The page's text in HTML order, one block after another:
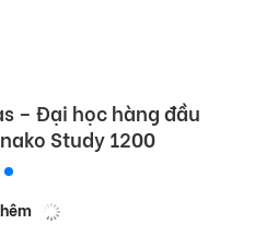
– Đại học hàng đầu
Study 1200